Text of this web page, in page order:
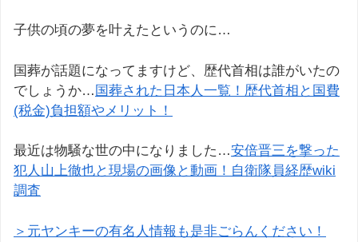
子供の頃の夢を叶えたというのに…
国葬が話題になってますけど、歴代首相は誰がいたの
でしょうか… 国葬された日本人一覧！歴代首相と国費
(税金)負担額やメリット！
最近は物騒な世の中になりました…安倍晋三を撃った
犯人山上徹也と現場の画像と動画！自衛隊員経歴wiki
調査
＞元ヤンキーの有名人情報も是非ごらんください！